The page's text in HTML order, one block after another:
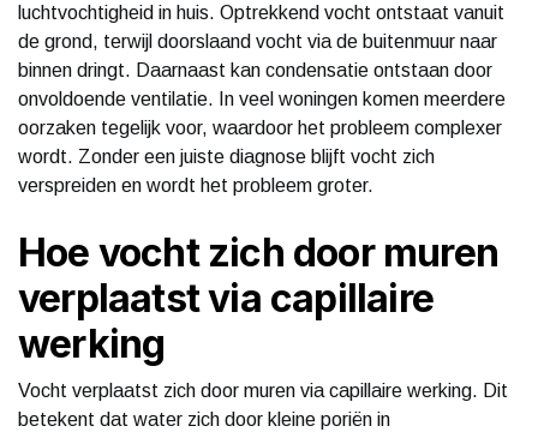
luchtvochtigheid in huis. Optrekkend vocht ontstaat vanuit
de grond, terwijl doorslaand vocht via de buitenmuur naar
binnen dringt. Daarnaast kan condensatie ontstaan door
onvoldoende ventilatie. In veel woningen komen meerdere
oorzaken tegelijk voor, waardoor het probleem complexer
wordt. Zonder een juiste diagnose blijft vocht zich
verspreiden en wordt het probleem groter.
Hoe vocht zich door muren
verplaatst via capillaire
werking
Vocht verplaatst zich door muren via capillaire werking. Dit
betekent dat water zich door kleine poriën in